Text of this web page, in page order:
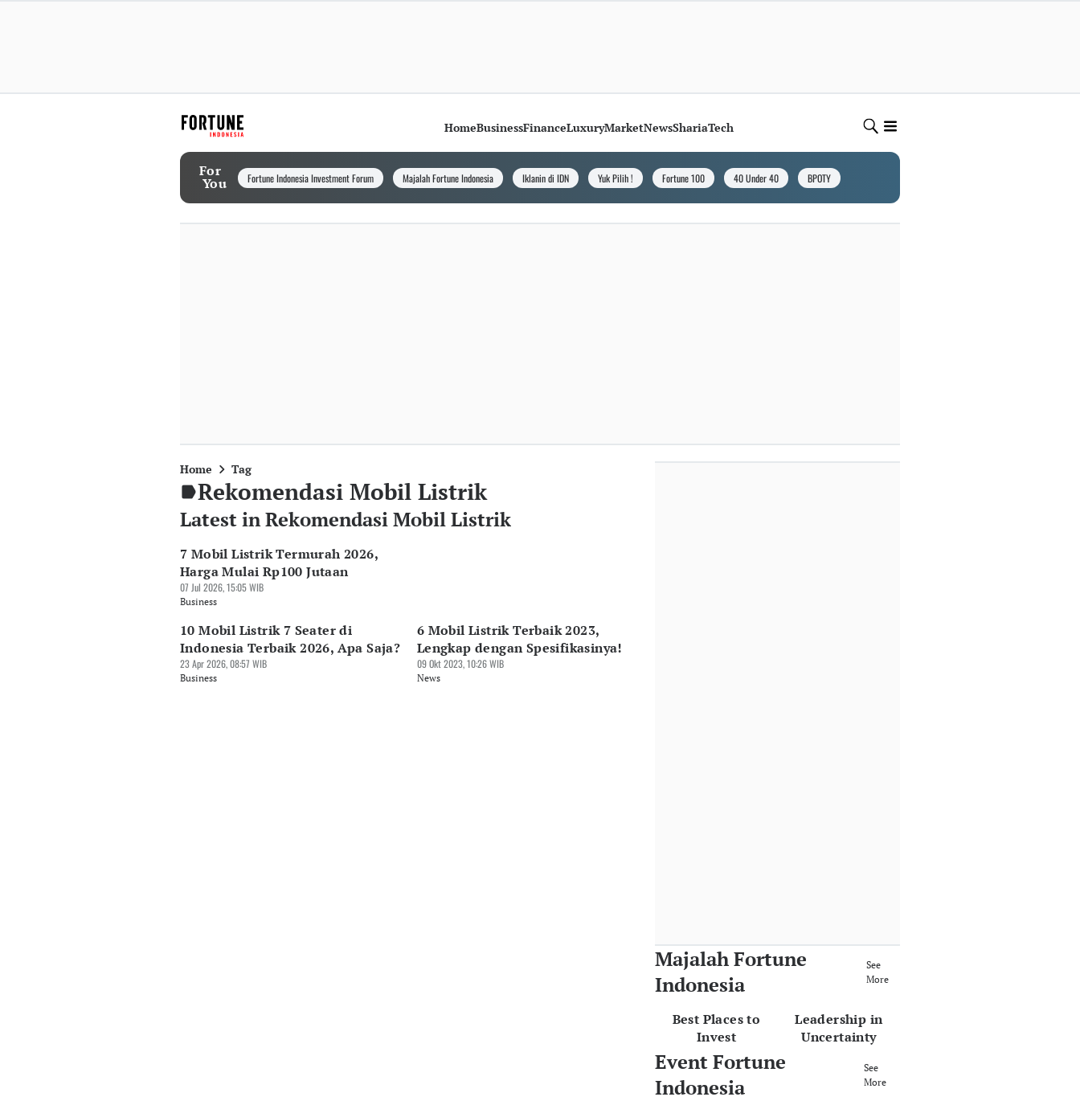
HomeBusinessFinanceLuxuryMarketNewsShariaTech
For
You Fortune Indonesia Investment Forum Majalah Fortune Indonesia Iklanin di IDN Yuk Pilih ! Fortune 100 40 Under 40 BPOTY
Home Tag
Rekomendasi Mobil Listrik
Latest in Rekomendasi Mobil Listrik
7 Mobil Listrik Termurah 2026,
Harga Mulai Rp100 Jutaan
07 Jul 2026, 15:05 WIB
Business
10 Mobil Listrik 7 Seater di
Indonesia Terbaik 2026, Apa Saja?
23 Apr 2026, 08:57 WIB
Business
6 Mobil Listrik Terbaik 2023,
Lengkap dengan Spesifikasinya!
09 Okt 2023, 10:26 WIB
News
Majalah Fortune
Indonesia
See
More
Best Places to
Invest
Leadership in
Uncertainty
Event Fortune
Indonesia
See
More